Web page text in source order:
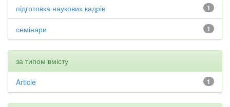
1
підготовка наукових кадрів
1
семінари
за типом вмісту
1
Article